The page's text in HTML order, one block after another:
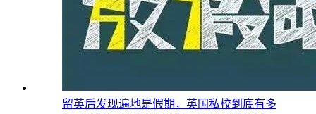
留英后发现遍地是假期，英国私校到底有多